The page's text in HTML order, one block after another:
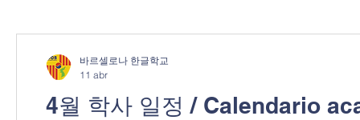
4월 학사 일정 / Calendario
바르셀로나 한글학교
11 abr